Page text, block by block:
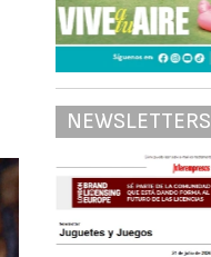
NEWSLETTERS